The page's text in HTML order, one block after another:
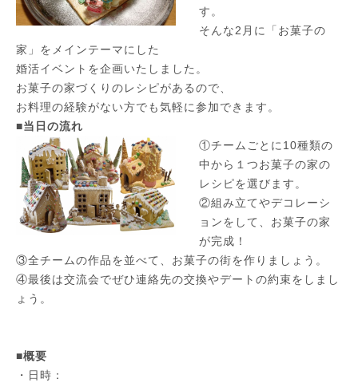
す。
そんな2月に「お菓子の
家」をメインテーマにした
婚活イベントを企画いたしました。
お菓子の家づくりのレシピがあるので、
お料理の経験がない方でも気軽に参加できます。
■当日の流れ
①チームごとに10種類の
中から１つお菓子の家の
レシピを選びます。
②組み立てやデコレーシ
ョンをして、お菓子の家
が完成！
③全チームの作品を並べて、お菓子の街を作りましょう。
④最後は交流会でぜひ連絡先の交換やデートの約束をしまし
ょう。
■概要
・日時：